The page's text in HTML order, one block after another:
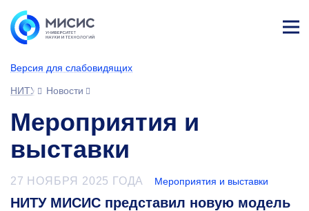
Версия для слабовидящих
НИТУ МИСИС
Новости
Мероприятия и
выставки
27 НОЯБРЯ 2025 ГОДА Мероприятия и выставки
НИТУ МИСИС представил новую модель